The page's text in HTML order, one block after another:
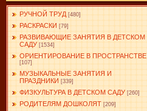
РУЧНОЙ ТРУД [480]
РАСКРАСКИ [79]
РАЗВИВАЮЩИЕ ЗАНЯТИЯ В ДЕТСКОМ
САДУ [1534]
ОРИЕНТИРОВАНИЕ В ПРОСТРАНСТВЕ
[107]
МУЗЫКАЛЬНЫЕ ЗАНЯТИЯ И
ПРАЗДНИКИ [339]
ФИЗКУЛЬТУРА В ДЕТСКОМ САДУ [260]
РОДИТЕЛЯМ ДОШКОЛЯТ [209]